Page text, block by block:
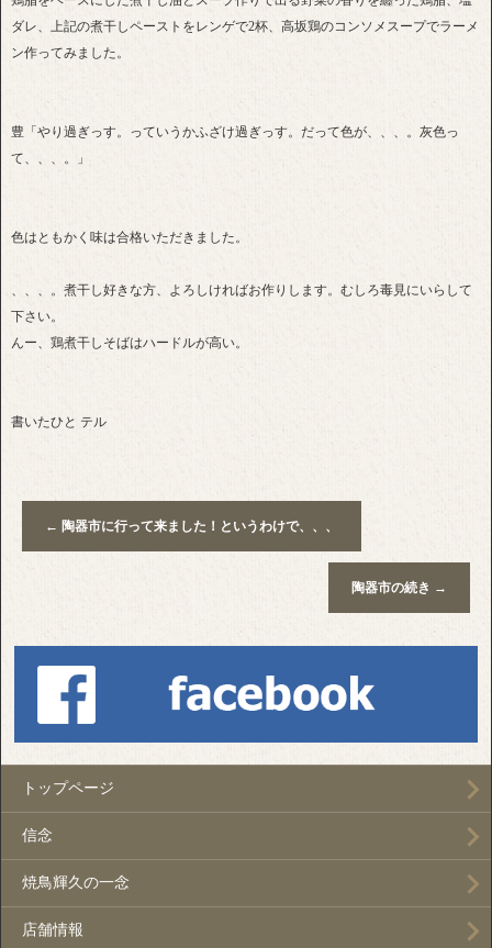
ダレ、上記の煮干しペーストをレンゲで2杯、高坂鶏のコンソメスープでラーメ
ン作ってみました。
豊「やり過ぎっす。っていうかふざけ過ぎっす。だって色が、、、。灰色っ
て、、、。」
色はともかく味は合格いただきました。
、、、。煮干し好きな方、よろしければお作りします。むしろ毒見にいらして
下さい。
んー、鶏煮干しそばはハードルが高い。
書いたひと テル
← 陶器市に行って来ました！というわけで、、、
陶器市の続き →
トップページ
信念
焼鳥輝久の一念
店舗情報